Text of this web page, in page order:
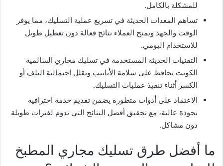
للمشكلة بالكامل.
تساهم المعدات الحديثة في تسريع عملية التسليك، مما يوفر
الوقت والجهد ويمنح العملاء نتائج فعالة دون تعطيل طويل
للاستخدام اليومي.
التقنيات الحديثة المستخدمة في تسليك مجاري السالمية
الكويت تحافظ على سلامة الأنابيب وتقلل احتمالية التلف أو
الكسر أثناء تنفيذ عمليات التسليك.
الاعتماد على أدوات متطورة يضمن تقديم خدمة احترافية
بجودة عالية، مع تحقيق أفضل النتائج التي تدوم لفترات طويلة
دون مشاكل.
ما أفضل طرق تسليك مجاري المطبخ